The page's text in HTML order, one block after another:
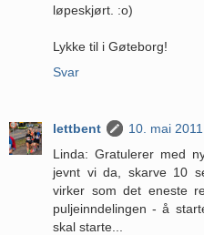
løpeskjørt. :o)
Lykke til i Gøteborg!
Svar
lettbent
10. mai
Linda: Gratulerer med
jevnt vi da, skarve 10
virker som det eneste
puljeinndelingen - å
skal starte...